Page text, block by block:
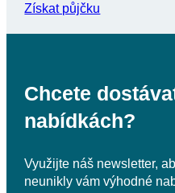
Získat půjčku
Chcete
nabídkách?
Využijte náš newsletter,
neunikly vám výhodné